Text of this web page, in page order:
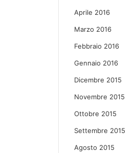
Aprile 2016
Marzo 2016
Febbraio 2016
Gennaio 2016
Dicembre 2015
Novembre 2015
Ottobre 2015
Settembre 2015
Agosto 2015